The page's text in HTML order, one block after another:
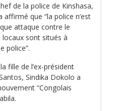
de la police de Kinshasa,
que “la police n’est
attaque contre le
sont situés à
police”.
fille de l’ex-président
Sindika Dokolo a
“Congolais